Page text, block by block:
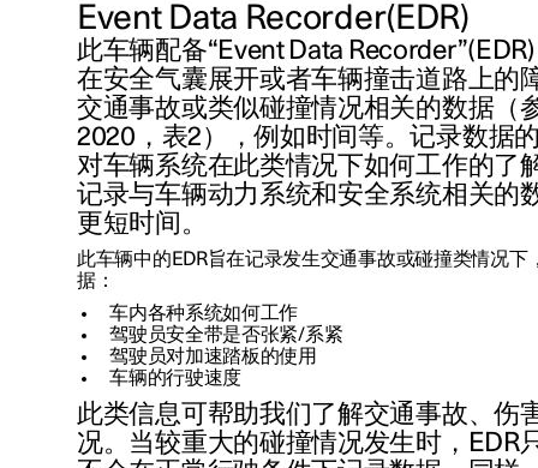
Event Data Recorder(EDR)
此车辆配备“Event Data
在安全气囊展开或者车辆撞击道路上的
交通事故或类似碰撞情况相关的数据（
2020，表2），例如时间等。记录数据
对车辆系统在此类情况下如何工作的了
记录与车辆动力系统和安全系统相关的
更短时间。
此车辆中的EDR旨在记录发生交通事故或碰撞类情况下
据：
车内各种系统如何工作
驾驶员安全带是否张紧/系紧
驾驶员对加速踏板的使用
车辆的行驶速度
此类信息可帮助我们了解交通事故、伤
况。当较重大的碰撞情况发生时，EDR